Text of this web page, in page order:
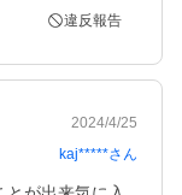
違反報告
2024/4/25
kaj*****さん